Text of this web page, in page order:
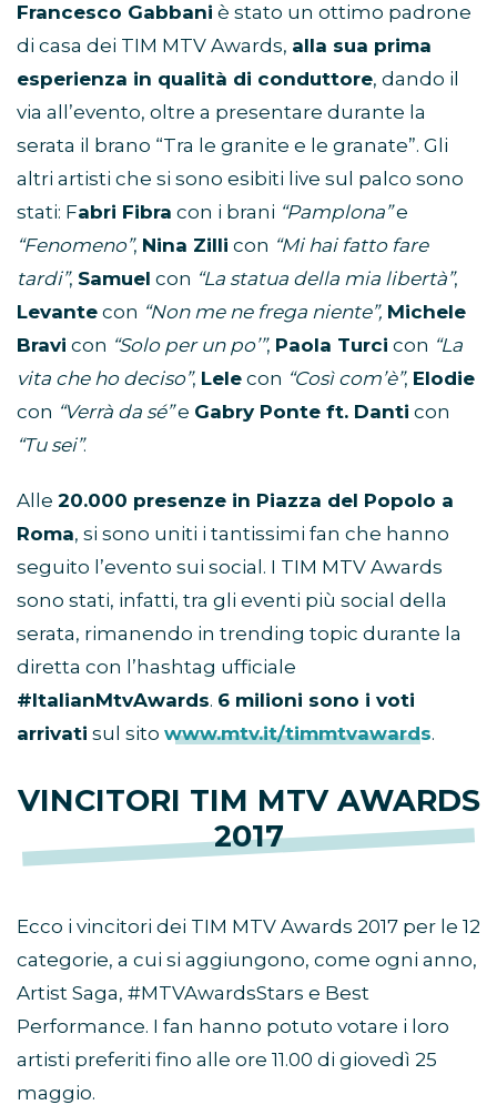
Francesco Gabbani è stato un ottimo padrone
di casa dei TIM MTV Awards, alla sua prima
esperienza in qualità di conduttore, dando il
via all’evento, oltre a presentare durante la
serata il brano “Tra le granite e le granate”. Gli
altri artisti che si sono esibiti live sul palco sono
stati: Fabri Fibra con i brani “Pamplona”e
“Fenomeno”, Nina Zilli con “Mi hai fatto fare
tardi”, Samuel con “La statua della mia libertà”,
Levante con “Non me ne frega niente”, Michele
Bravi con “Solo per un po’”, Paola Turci con “La
vita che ho deciso”, Lele con “Così com’è”, Elodie
con “Verrà da sé”e Gabry Ponte ft. Danti con
“Tu sei”.
Alle 20.000 presenze in Piazza del Popolo a
Roma, si sono uniti i tantissimi fan che hanno
seguito l’evento sui social. I TIM MTV Awards
sono stati, infatti, tra gli eventi più social della
serata, rimanendo in trending topic durante la
diretta con l’hashtag ufficiale
#ItalianMtvAwards. 6 milioni sono i voti
arrivati sul sito www.mtv.it/timmtvawards.
VINCITORI TIM MTV AWARDS
2017
Ecco i vincitori dei TIM MTV Awards 2017 per le 12
categorie, a cui si aggiungono, come ogni anno,
Artist Saga, #MTVAwardsStars e Best
Performance. I fan hanno potuto votare i loro
artisti preferiti fino alle ore 11.00 di giovedì 25
maggio.